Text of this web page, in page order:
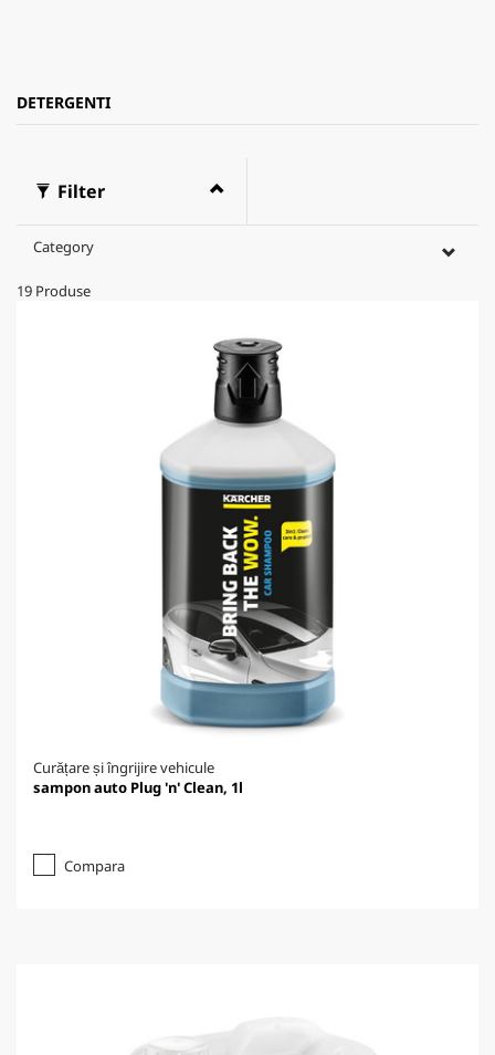
DETERGENTI
Filter
Category
19 Produse
Curățare și îngrijire vehicule
sampon auto Plug 'n' Clean, 1l
Compara